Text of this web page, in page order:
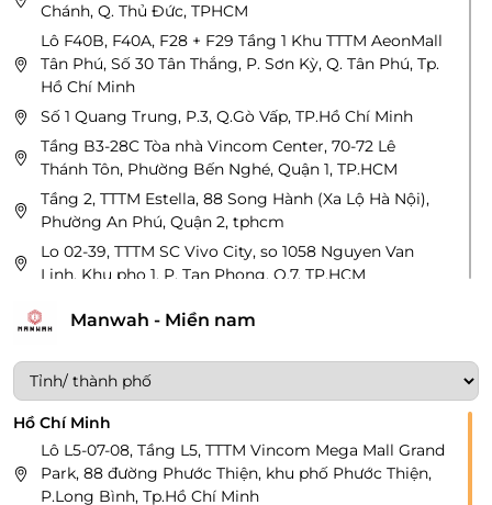
Chánh, Q. Thủ Đức, TPHCM
Lô F40B, F40A, F28 + F29 Tầng 1 Khu TTTM AeonMall
Tân Phú, Số 30 Tân Thắng, P. Sơn Kỳ, Q. Tân Phú, Tp.
Hồ Chí Minh
Số 1 Quang Trung, P.3, Q.Gò Vấp, TP.Hồ Chí Minh
Tầng B3-28C Tòa nhà Vincom Center, 70-72 Lê
Thánh Tôn, Phường Bến Nghé, Quận 1, TP.HCM
Tầng 2, TTTM Estella, 88 Song Hành (Xa Lộ Hà Nội),
Phường An Phú, Quận 2, tphcm
Lo 02-39, TTTM SC Vivo City, so 1058 Nguyen Van
Linh, Khu pho 1, P. Tan Phong, Q.7, TP.HCM
Nghé, Quận 1, Thành phố Hồ Chí Minh
Lô L5-08, TTTM Vincom Megamall, 161 Xa lộ Hà Nội,
P.Thảo Điền, Tp.Thủ Đức, Tp.Hồ Chí Minh
Viettel Building, số 285, đường Cách Mạng Tháng 8,
Phường 12, Quận 10, Tp.Hồ Chí Minh
Lô 1F63-Tầng 1, TTTM Lotte Mart, 469 Nguyễn Hữu
Manwah - Miền nam
Hồ Chí Minh
Lô L5-07-08, Tầng L5, TTTM Vincom Mega Mall Grand
Park, 88 đường Phước Thiện, khu phố Phước Thiện,
P.Long Bình, Tp.Hồ Chí Minh